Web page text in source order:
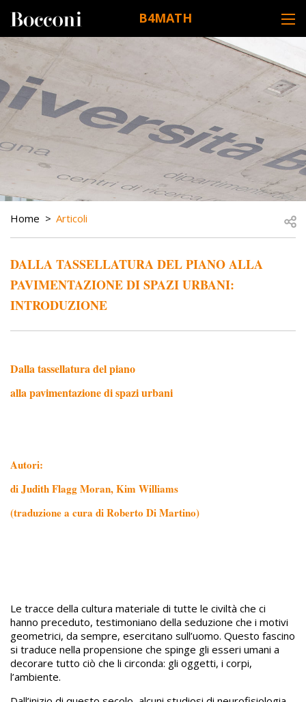
B4MATH
DESK NAVIGATION
BREADCRUMB
Home Articoli
DALLA TASSELLATURA DEL PIANO ALLA
PAVIMENTAZIONE DI SPAZI URBANI:
INTRODUZIONE
Dalla tassellatura del piano
alla pavimentazione di spazi urbani
Autori:
di Judith Flagg Moran, Kim Williams
(traduzione a cura di Roberto Di Martino)
Le tracce della cultura materiale di tutte le civiltà che ci
hanno preceduto, testimoniano della seduzione che i motivi
geometrici, da sempre, esercitano sull’uomo. Questo fascino
si traduce nella propensione che spinge gli esseri umani a
decorare tutto ciò che li circonda: gli oggetti, i corpi,
l’ambiente.